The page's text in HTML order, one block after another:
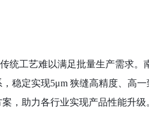
统工艺难以满足批量生产需求。
稳定实现5μm 狭缝高精度、高
，助力各行业实现产品性能升级